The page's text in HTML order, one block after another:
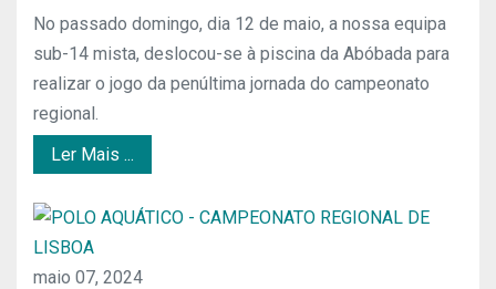
No passado domingo, dia 12 de maio, a nossa equipa
sub-14 mista, deslocou-se à piscina da Abóbada para
realizar o jogo da penúltima jornada do campeonato
regional.
Ler Mais ...
maio 07, 2024